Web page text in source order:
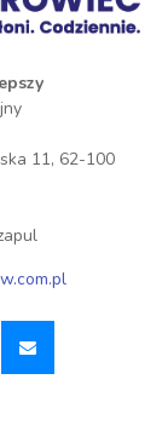
11, 62-100